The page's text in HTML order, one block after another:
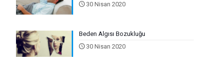
30 Nisan 2020
Beden Algısı Bozukluğu
30 Nisan 2020